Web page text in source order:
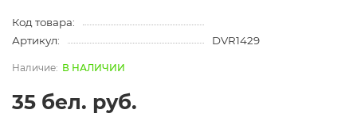
Код товара:
Артикул:
DVR1429
В НАЛИЧИИ
35 бел. руб.